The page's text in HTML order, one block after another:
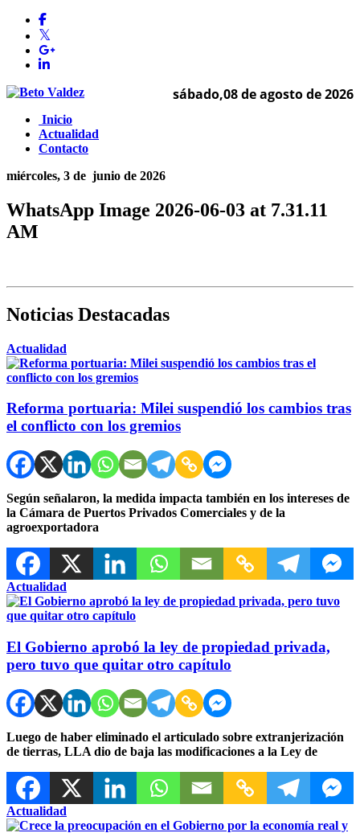
sábado,08 de agosto de 2026
Inicio
Actualidad
Contacto
miércoles, 3 de junio de 2026
WhatsApp Image 2026-06-03 at 7.31.11
AM
Noticias Destacadas
Actualidad
Reforma portuaria: Milei suspendió los cambios tras
el conflicto con los gremios
Según señalaron, la medida impacta también en los intereses de
la Cámara de Puertos Privados Comerciales y de la
agroexportadora
Actualidad
El Gobierno aprobó la ley de propiedad privada,
pero tuvo que quitar otro capítulo
Luego de haber eliminado el articulado sobre extranjerización
de tierras, LLA dio de baja las modificaciones a la Ley de
Actualidad